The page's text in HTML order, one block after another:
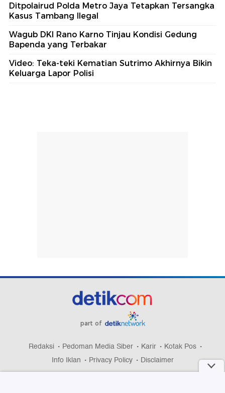
Ditpolairud Polda Metro Jaya Tetapkan Tersangka
Kasus Tambang Ilegal
Wagub DKI Rano Karno Tinjau Kondisi Gedung
Bapenda yang Terbakar
Video: Teka-teki Kematian Sutrimo Akhirnya Bikin
Keluarga Lapor Polisi
part of
Redaksi Pedoman Media Siber Karir
Kotak Pos
Info Iklan
Privacy Policy Disclaimer